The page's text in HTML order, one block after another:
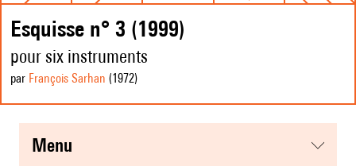
Esquisse n° 3 (1999)
pour six instruments
par François Sarhan (1972)
menu